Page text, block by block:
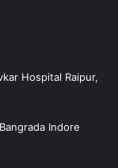
Hospital Raipur,
Indore